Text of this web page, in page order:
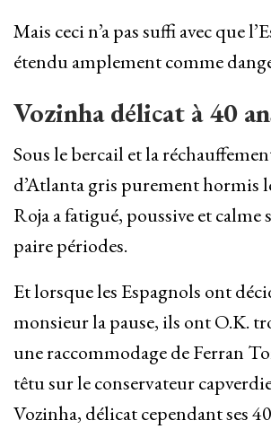
Mais ceci n’a pas suffi avec que
étendu amplement comme
Vozinha délicat à 40
Sous le bercail et la
d’Atlanta gris purement hormis
Roja a fatigué, poussive et calme
paire périodes.
Et lorsque les Espagnols ont
monsieur la pause, ils ont O.K.
une raccommodage de Ferran
têtu sur le conservateur
Vozinha, délicat cependant ses